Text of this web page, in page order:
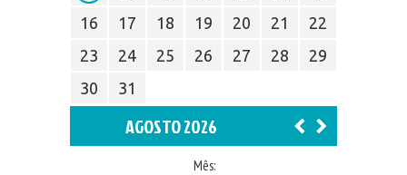
16
17 18 19 20 21
22
23
24 25 26 27 28
29
30
31
AGOSTO 2026
Mês: